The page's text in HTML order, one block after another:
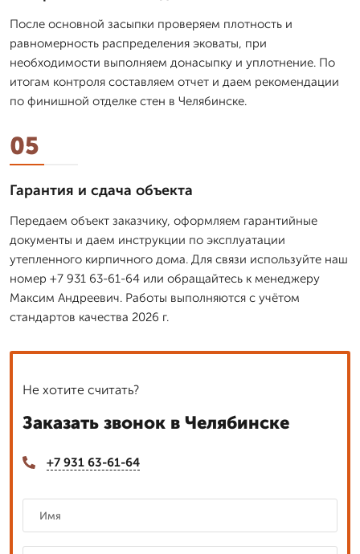
После основной засыпки проверяем плотность и
равномерность распределения эковаты, при
необходимости выполняем донасыпку и уплотнение. По
итогам контроля составляем отчет и даем рекомендации
по финишной отделке стен в Челябинске.
05
Гарантия и сдача объекта
Передаем объект заказчику, оформляем гарантийные
документы и даем инструкции по эксплуатации
утепленного кирпичного дома. Для связи используйте наш
номер +7 931 63-61-64 или обращайтесь к менеджеру
Максим Андреевич. Работы выполняются с учётом
стандартов качества 2026 г.
Не хотите считать?
Заказать звонок в Челябинске
+7 931 63-61-64